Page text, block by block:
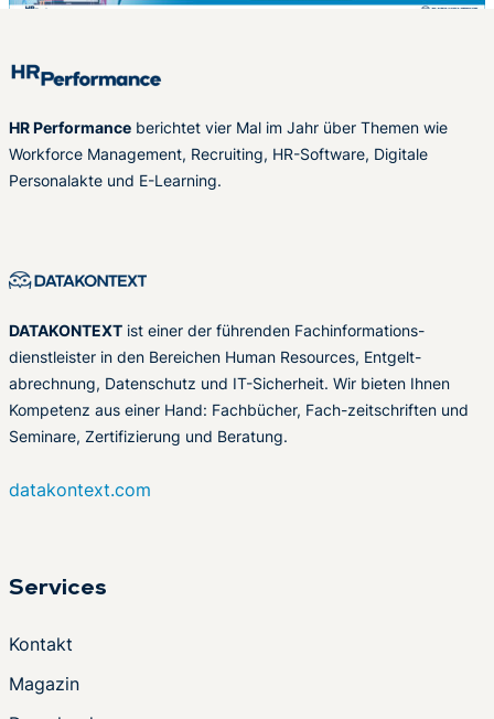
HR Performance berichtet vier Mal im Jahr über Themen wie
Workforce Management, Recruiting, HR-Software, Digitale
Personalakte und E-Learning.
DATAKONTEXT ist einer der führenden Fachinformations-
dienstleister in den Bereichen Human Resources, Entgelt-
abrechnung, Datenschutz und IT-Sicherheit. Wir bieten Ihnen
Kompetenz aus einer Hand: Fachbücher, Fach-zeitschriften und
Seminare, Zertifizierung und Beratung.
datakontext.com
Services
Kontakt
Magazin